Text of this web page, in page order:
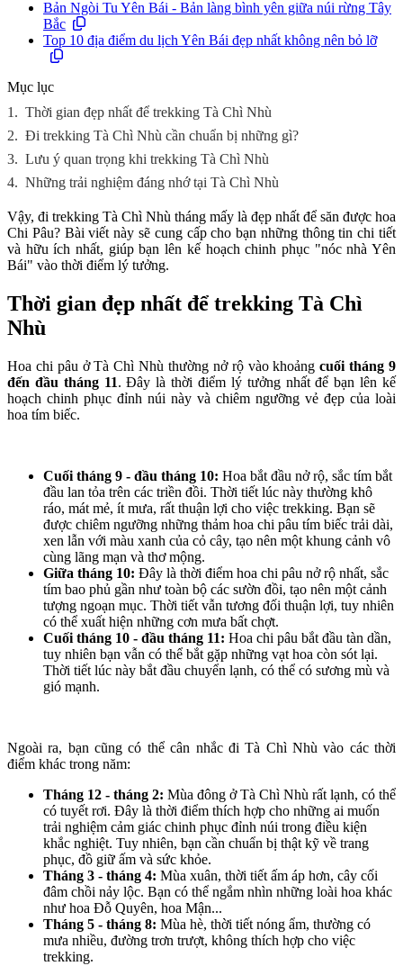
Bản Ngòi Tu Yên Bái - Bản làng bình yên giữa núi rừng Tây
Bắc
Top 10 địa điểm du lịch Yên Bái đẹp nhất không nên bỏ lỡ
Mục lục
1. Thời gian đẹp nhất để trekking Tà Chì Nhù
2. Đi trekking Tà Chì Nhù cần chuẩn bị những gì?
3. Lưu ý quan trọng khi trekking Tà Chì Nhù
4. Những trải nghiệm đáng nhớ tại Tà Chì Nhù
Vậy, đi trekking Tà Chì Nhù tháng mấy là đẹp nhất để săn được hoa
Chi Pâu? Bài viết này sẽ cung cấp cho bạn những thông tin chi tiết
và hữu ích nhất, giúp bạn lên kế hoạch chinh phục "nóc nhà Yên
Bái" vào thời điểm lý tưởng.
Thời gian đẹp nhất để trekking Tà Chì
Nhù
Hoa chi pâu ở Tà Chì Nhù thường nở rộ vào khoảngcuối tháng 9
đến đầu tháng 11. Đây là thời điểm lý tưởng nhất để bạn lên kế
hoạch chinh phục đỉnh núi này và chiêm ngưỡng vẻ đẹp của loài
hoa tím biếc.
Cuối tháng 9 - đầu tháng 10: Hoa bắt đầu nở rộ, sắc tím bắt
đầu lan tỏa trên các triền đồi. Thời tiết lúc này thường khô
ráo, mát mẻ, ít mưa, rất thuận lợi cho việc trekking. Bạn sẽ
được chiêm ngưỡng những thảm hoa chi pâu tím biếc trải dài,
xen lẫn với màu xanh của cỏ cây, tạo nên một khung cảnh vô
cùng lãng mạn và thơ mộng.
Giữa tháng 10: Đây là thời điểm hoa chi pâu nở rộ nhất, sắc
tím bao phủ gần như toàn bộ các sườn đồi, tạo nên một cảnh
tượng ngoạn mục. Thời tiết vẫn tương đối thuận lợi, tuy nhiên
có thể xuất hiện những cơn mưa bất chợt.
Cuối tháng 10 - đầu tháng 11: Hoa chi pâu bắt đầu tàn dần,
tuy nhiên bạn vẫn có thể bắt gặp những vạt hoa còn sót lại.
Thời tiết lúc này bắt đầu chuyển lạnh, có thể có sương mù và
gió mạnh.
Ngoài ra, bạn cũng có thể cân nhắc đi Tà Chì Nhù vào các thời
điểm khác trong năm:
Tháng 12 - tháng 2: Mùa đông ở Tà Chì Nhù rất lạnh, có thể
có tuyết rơi. Đây là thời điểm thích hợp cho những ai muốn
trải nghiệm cảm giác chinh phục đỉnh núi trong điều kiện
khắc nghiệt. Tuy nhiên, bạn cần chuẩn bị thật kỹ về trang
phục, đồ giữ ấm và sức khỏe.
Tháng 3 - tháng 4: Mùa xuân, thời tiết ấm áp hơn, cây cối
đâm chồi nảy lộc. Bạn có thể ngắm nhìn những loài hoa khác
như hoa Đỗ Quyên, hoa Mận...
Tháng 5 - tháng 8: Mùa hè, thời tiết nóng ẩm, thường có
mưa nhiều, đường trơn trượt, không thích hợp cho việc
trekking.